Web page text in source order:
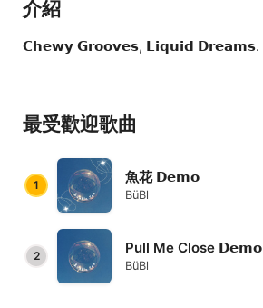
介紹
𝗖𝗵𝗲𝘄𝘆 𝗚𝗿𝗼𝗼𝘃𝗲𝘀, 𝗟𝗶𝗾𝘂𝗶𝗱 𝗗𝗿𝗲𝗮𝗺𝘀.
最受歡迎歌曲
1 魚花 𝗗𝗲𝗺𝗼
BüBl
2 Pull Me Close 𝗗𝗲𝗺𝗼
BüBl